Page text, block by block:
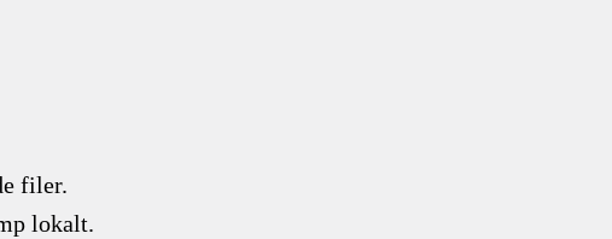
filer.
lokalt.